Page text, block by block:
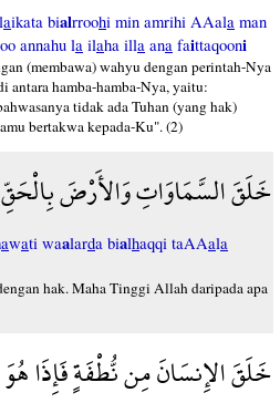
aikata bialrroohi min amrihi AAala man
annahu la ilaha illa ana faittaqooni
(membawa) wahyu dengan perintah-Nya
antara hamba-hamba-Nya, yaitu:
tidak ada Tuhan (yang hak)
bertakwa kepada-Ku". (2)
خَلَقَ السَّمَاوَاتِ وَالأَرْضَ
awati waalarda bialhaqqi taAAala
hak. Maha Tinggi Allah daripada apa
خَلَقَ الإِنسَانَ مِن نُّطْفَةٍ فَإِذَا